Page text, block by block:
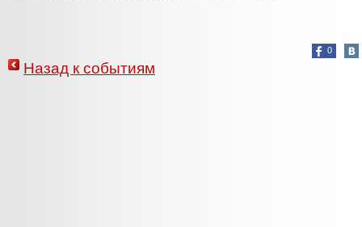
0
Назад к событиям